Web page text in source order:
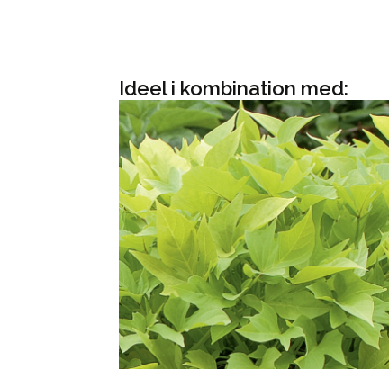
Ideel i kombination med: